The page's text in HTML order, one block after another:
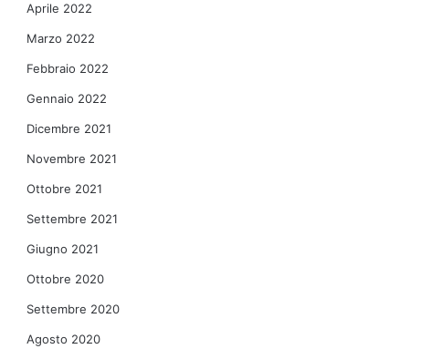
Aprile 2022
Marzo 2022
Febbraio 2022
Gennaio 2022
Dicembre 2021
Novembre 2021
Ottobre 2021
Settembre 2021
Giugno 2021
Ottobre 2020
Settembre 2020
Agosto 2020